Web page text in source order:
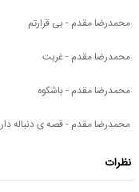
محمدرضا مقدم - بی قرارتم
محمدرضا مقدم - غربت
محمدرضا مقدم - باشکوه
محمدرضا مقدم - قصه ی دنباله دار
نظرات